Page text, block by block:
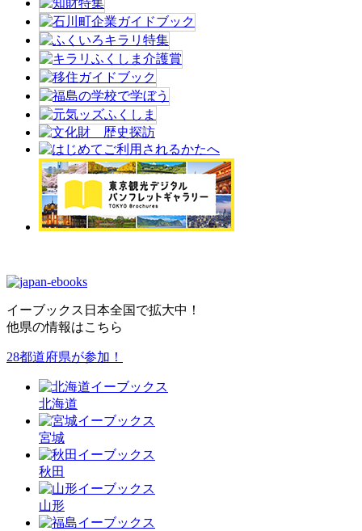
イーブックス日本全国で拡大中！
他県の情報はこちら
28都道府県が参加！
北海道
宮城
秋田
山形